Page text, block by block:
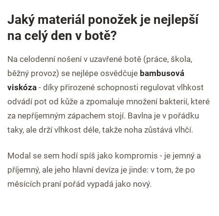
Jaký materiál ponožek je nejlepší
na celý den v botě?
Na celodenní nošení v uzavřené botě (práce, škola,
běžný provoz) se nejlépe osvědčuje bambusová
viskóza - díky přirozené schopnosti regulovat vlhkost
odvádí pot od kůže a zpomaluje množení bakterií, které
za nepříjemným zápachem stojí. Bavlna je v pořádku
taky, ale drží vlhkost déle, takže noha zůstává vlhčí.
Modal se sem hodí spíš jako kompromis - je jemný a
příjemný, ale jeho hlavní devíza je jinde: v tom, že po
měsících praní pořád vypadá jako nový.